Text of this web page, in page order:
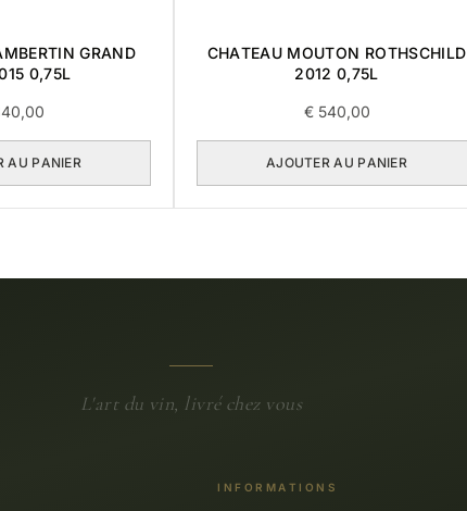
GRAND
0,75L
AU PANIER
CHATEAU MOUTON ROTHSCHILD
2012 0,75L
€540,00
AJOUTER AU PANIER
L'art du vin, livré chez vous
INFORMATIONS